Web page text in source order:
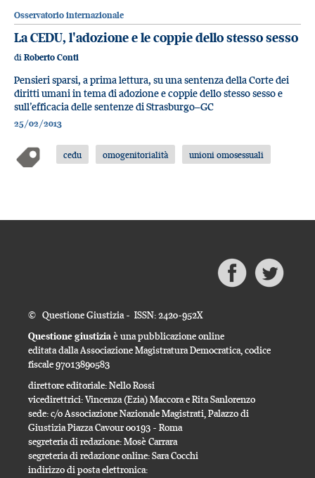
Osservatorio internazionale
La CEDU, l'adozione e le coppie dello stesso sesso
di Roberto Conti
Pensieri sparsi, a prima lettura, su una sentenza della Corte dei
diritti umani in tema di adozione e coppie dello stesso sesso e
sull’efficacia delle sentenze di Strasburgo–GC
25/02/2013
cedu omogenitorialità unioni omosessuali
© Questione Giustizia - ISSN: 2420-952X
Questione giustiziaè una pubblicazione online
editata dalla Associazione Magistratura Democratica, codice
fiscale 97013890583
direttore editoriale: Nello Rossi
vicedirettrici: Vincenza (Ezia) Maccora e Rita Sanlorenzo
sede: c/o Associazione Nazionale Magistrati, Palazzo di
Giustizia Piazza Cavour 00193 - Roma
segreteria di redazione: Mosè Carrara
segreteria di redazione online: Sara Cocchi
indirizzo di posta elettronica: